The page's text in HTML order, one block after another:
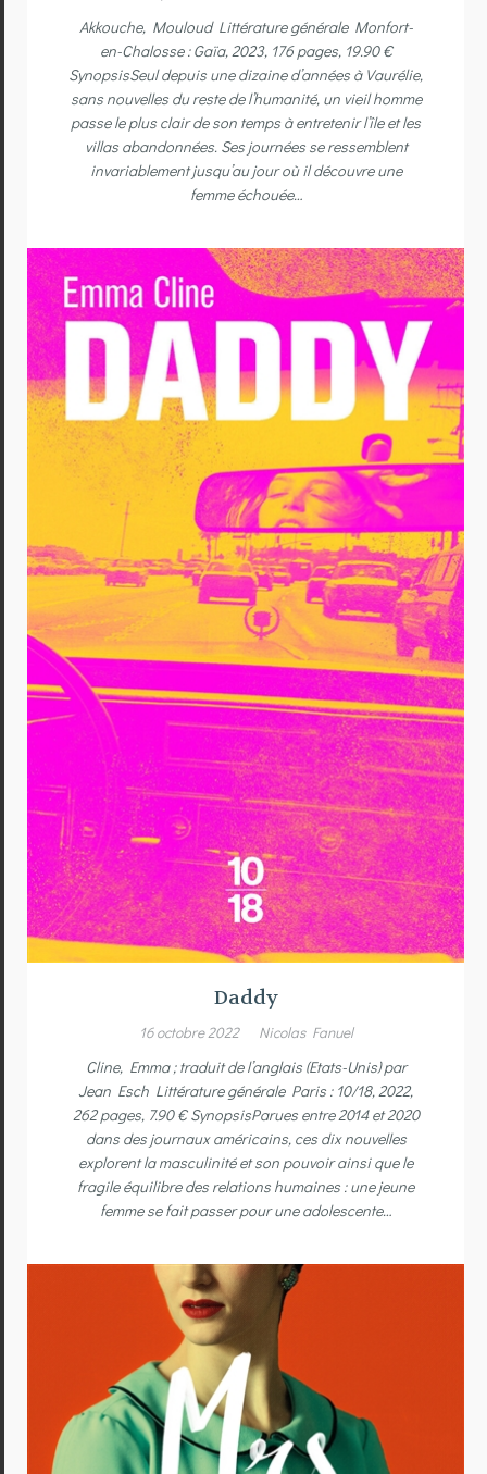
Akkouche, Mouloud Littérature générale Monfort-
en-Chalosse : Gaïa, 2023, 176 pages, 19.90 €
SynopsisSeul depuis une dizaine d’années à Vaurélie,
sans nouvelles du reste de l’humanité, un vieil homme
passe le plus clair de son temps à entretenir l’île et les
villas abandonnées. Ses journées se ressemblent
invariablement jusqu’au jour où il découvre une
femme échouée…
Daddy
16 octobre 2022 Nicolas Fanuel
Cline, Emma ; traduit de l’anglais (Etats-Unis) par
Jean Esch Littérature générale Paris : 10/18, 2022,
262 pages, 7.90 € SynopsisParues entre 2014 et 2020
dans des journaux américains, ces dix nouvelles
explorent la masculinité et son pouvoir ainsi que le
fragile équilibre des relations humaines : une jeune
femme se fait passer pour une adolescente…